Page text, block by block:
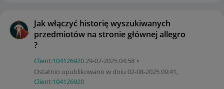
Jak włączyć historię wyszukiwanych
przedmiotów na stronie głównej allegro
?
Client:104126920‎29-07-202504:58
Ostatnio opublikowano w dniu ‎02-08-202509:41,
Client:104126920